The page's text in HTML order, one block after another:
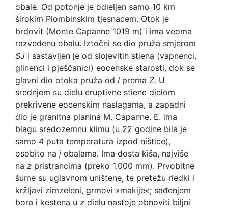
obale. Od potonje je odieljen samo 10 km
širokim Piombinskim tjesnacem. Otok je
brdovit (Monte Capanne 1019 m) i ima veoma
razvedenu obalu. Iztočni se dio pruža smjerom
SJ i sastavljen je od slojevitih stiena (vapnenci,
glinenci i pješčanici) eocenske starosti, dok se
glavni dio otoka pruža od I prema Z. U
srednjem su dielu eruptivne stiene dielom
prekrivene eocenskim naslagama, a zapadni
dio je granitna planina M. Capanne. E. ima
blagu sredozemnu klimu (u 22 godine bila je
samo 4 puta temperatura izpod ništice),
osobito na j obalama. Ima dosta kiša, najviše
na z pristrancima (preko 1.000 mm). Prvobitne
šume su uglavnom uništene, te pretežu riedki i
kržljavi zimzeleni, grmovi »makije«; sađenjem
bora i kestena u z dielu nastoje obnoviti biljni